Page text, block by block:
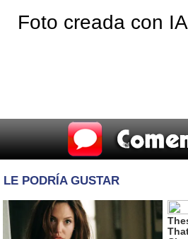
Foto creada con IA